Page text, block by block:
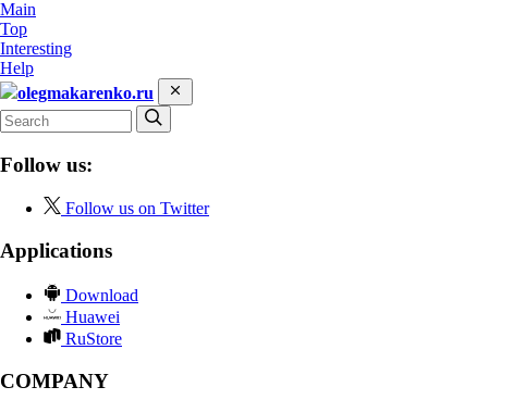
Main
Top
Interesting
Help
olegmakarenko.ru
Follow us:
Follow us on Twitter
Applications
Download
Huawei
RuStore
COMPANY